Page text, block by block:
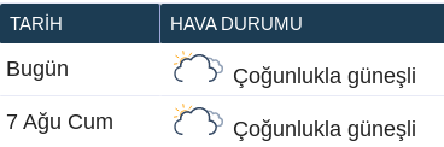
TARIH HAVA DURUMU
Bugün Çoğunlukla güneşli
7 Ağu Cum Çoğunlukla güneşli